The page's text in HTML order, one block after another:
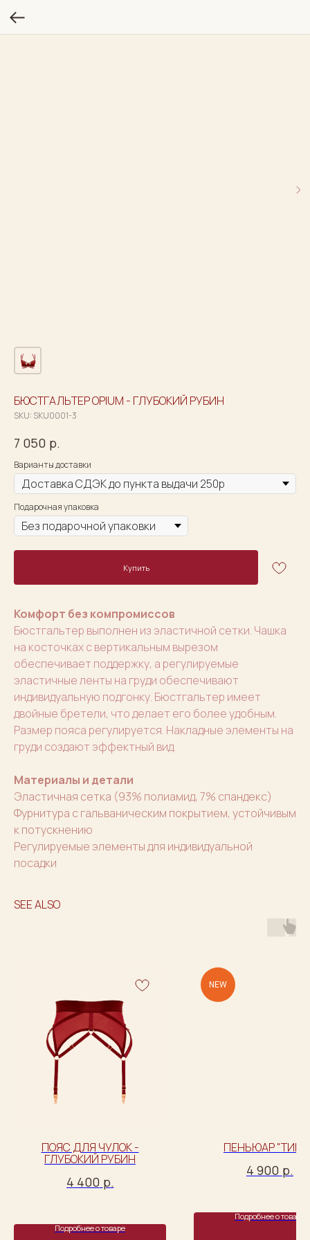
БЮСТГАЛЬТЕР OPIUM - ГЛУБОКИЙ РУБИН
SKU: SKU0001-3
7 050 р.
Варианты доставки
Подарочная упаковка
Купить
Комфорт без компромиссов
Бюстгальтер выполнен из эластичной сетки. Чашка
на косточках с вертикальным вырезом
обеспечивает поддержку, а регулируемые
эластичные ленты на груди обеспечивают
индивидуальную подгонку. Бюстгальтер имеет
двойные бретели, что делает его более удобным.
Размер пояса регулируется. Накладные элементы на
груди создают эффектный вид.
Материалы и детали
Эластичная сетка (93% полиамид, 7% спандекс)
Фурнитура с гальваническим покрытием, устойчивым
к потускнению
Регулируемые элементы для индивидуальной
посадки
SEE ALSO
ПОЯС ДЛЯ ЧУЛОК -
ГЛУБОКИЙ РУБИН
4 400 р.
Подробнее о товаре
NEW
ПЕНЬЮАР
4 900 р.
Подробнее о товаре